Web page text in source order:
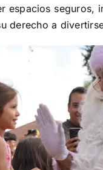
espacios seguros,
derecho a